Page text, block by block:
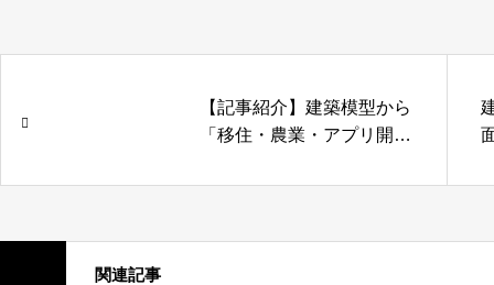
【記事紹介】建築模型から
「移住・農業・アプリ開
で掲載して頂きました
関連記事